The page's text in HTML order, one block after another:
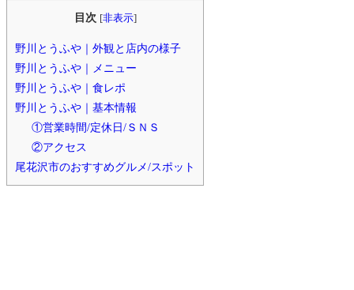
目次 [非表示]
野川とうふや｜外観と店内の様子
野川とうふや｜メニュー
野川とうふや｜食レポ
野川とうふや｜基本情報
①営業時間/定休日/ＳＮＳ
②アクセス
尾花沢市のおすすめグルメ/スポット